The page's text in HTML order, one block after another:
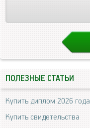
ПОЛЕЗНЫЕ СТАТЬИ
Купить диплом 2026 года
Купить свидетельства